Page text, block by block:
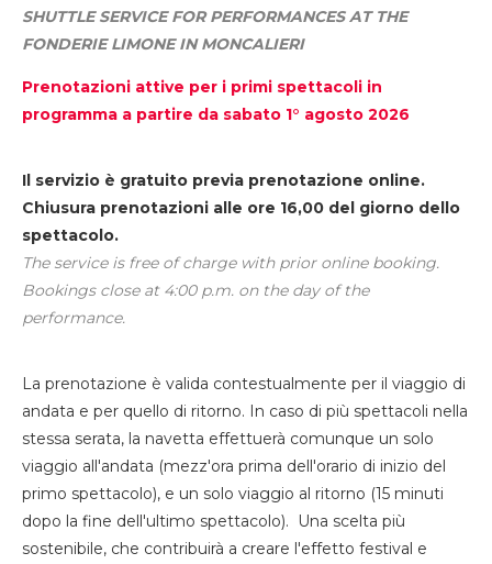
SHUTTLE SERVICE FOR PERFORMANCES AT THE
FONDERIE LIMONE IN MONCALIERI
Prenotazioni attive per i primi spettacoli in
programma a partire da sabato 1° agosto 2026
Il servizio è gratuito previa prenotazione online.
Chiusura prenotazioni alle ore 16,00 del giorno dello
spettacolo.
The service is free of charge with prior online booking.
Bookings close at 4:00 p.m. on the day of the
performance.
La prenotazione è valida contestualmente per il viaggio di
andata e per quello di ritorno. In caso di più spettacoli nella
stessa serata, la navetta effettuerà comunque un solo
viaggio all'andata (mezz'ora prima dell'orario di inizio del
primo spettacolo), e un solo viaggio al ritorno (15 minuti
dopo la fine dell'ultimo spettacolo). Una scelta più
sostenibile, che contribuirà a creare l'effetto festival e